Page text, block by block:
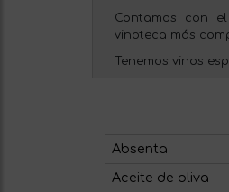
Contamos con
vinoteca más
Tenemos vinos
Absenta
Aceite de oliva